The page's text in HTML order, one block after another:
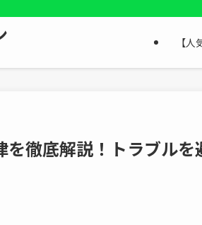
【
徹底解説！トラブル